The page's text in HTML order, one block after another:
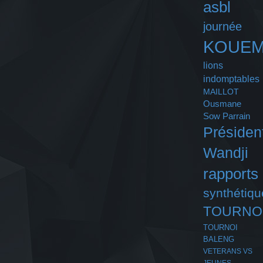
asbl
journée
lions
indomptables
MAILLOT
Ousmane
Sow Parrain
Wandji
rapports
TOURNOI
BALENG
VETERANS VS